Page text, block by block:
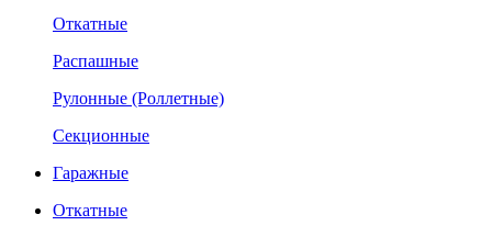
Откатные
Распашные
Рулонные (Роллетные)
Секционные
Гаражные
Откатные